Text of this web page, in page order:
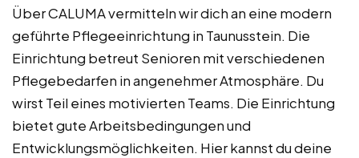
Über CALUMA vermitteln wir dich an eine modern
geführte Pflegeeinrichtung in Taunusstein. Die
Einrichtung betreut Senioren mit verschiedenen
Pflegebedarfen in angenehmer Atmosphäre. Du
wirst Teil eines motivierten Teams. Die Einrichtung
bietet gute Arbeitsbedingungen und
Entwicklungsmöglichkeiten. Hier kannst du deine